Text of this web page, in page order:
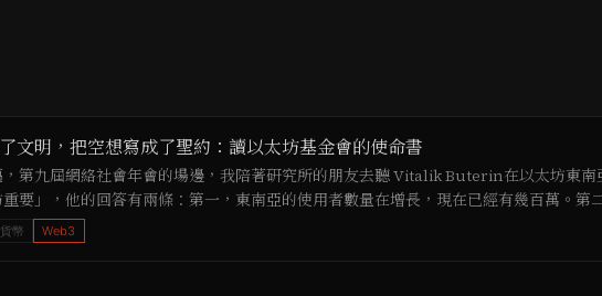
文明，把空想寫成了聖約：讀以太坊基金會的使命書
，第九屆網絡社會年會的場邊，我陪著研究所的朋友去聽 Vitalik Buterin在以太坊東
要」，他的回答有兩條：第一，東南亞的使用者數量在增長，現在已經有幾百萬。第
耶河的雨季。湄索河對岸，緬甸克倫邦 Myawaddy 鎮邊上的 KK 園區（KK…
幣 Web3